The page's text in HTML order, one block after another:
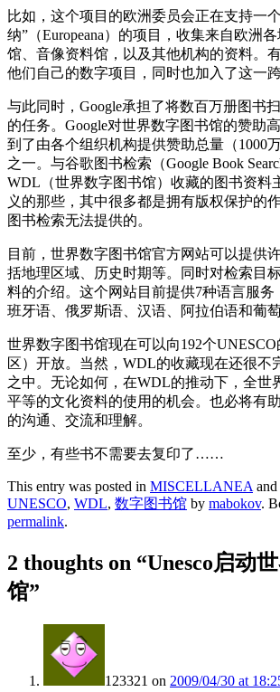
比如，这个项目的欧洲委员会正在支持一
纳”（Europeana）的项目，收集来自欧洲
馆、音像资料馆，以及其他机构的资料。
他们自己的数字项目，同时也加入了这一
与此同时，Google承担了将数百万册图书
的任务。Google对世界数字图书馆的赞助
到了由各个组织机构提供赞助总量（1000
之一。与谷歌图书检索（Google Book
WDL（世界数字图书馆）收藏的图书资料
义的那些，其中很多都是拥有版权保护
图书检索无法提供的。
目前，世界数字图书馆官方网站可以提供
括地理区域、历史时期等。同时对检索目
料的介绍。这个网站目前提供7种语言服务
班牙语、俄罗斯语、汉语、阿拉伯语和葡萄
世界数字图书馆现在可以向192个
区）开放。当然，WDL的收藏现在还很不
之中。无论如何，在WDL的推动下，全世
平等的文化资料的使用的机会。也必将有
的沟通、交流和理解。
至少，有些书不需要去复印了……
This entry was posted in MISCELLANEAand
UNESCO, WDL, 数字图书馆 by mabokov.
permalink.
2 thoughts on “Unesco启动
馆”
123321 on 2009/04/30 at